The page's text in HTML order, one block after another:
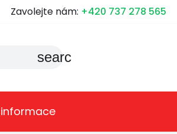
Zavolejte nám: +420 737 278 565
search